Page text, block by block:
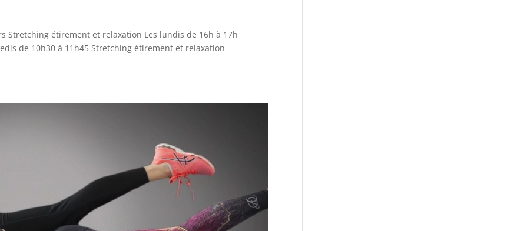
Stretching étirement et relaxation Les lundis de 16h à 17h
de 10h30 à 11h45 Stretching étirement et relaxation